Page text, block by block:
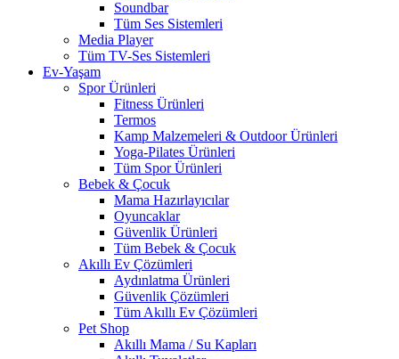
Soundbar
Tüm Ses Sistemleri
Media Player
Tüm TV-Ses Sistemleri
Ev-Yaşam
Spor Ürünleri
Fitness Ürünleri
Termos
Kamp Malzemeleri & Outdoor Ürünleri
Yoga-Pilates Ürünleri
Tüm Spor Ürünleri
Bebek & Çocuk
Mama Hazırlayıcılar
Oyuncaklar
Güvenlik Ürünleri
Tüm Bebek & Çocuk
Akıllı Ev Çözümleri
Aydınlatma Ürünleri
Güvenlik Çözümleri
Tüm Akıllı Ev Çözümleri
Pet Shop
Akıllı Mama / Su Kapları